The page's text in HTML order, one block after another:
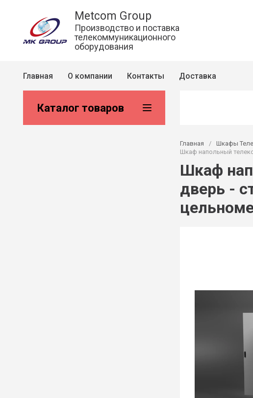
Metcom Group
Производство и поставка
телекоммуникационного
оборудования
Главная О компании Контакты Доставка
Каталог товаров
Главная / Шкафы
Шкаф напольный
Шкаф
дверь -